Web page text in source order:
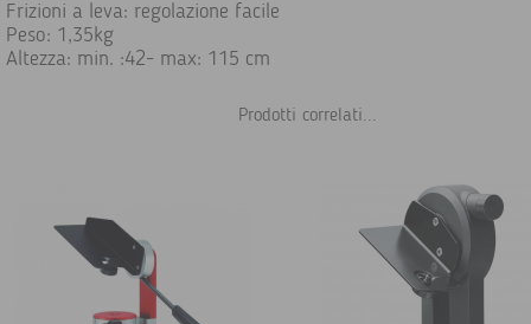
Frizioni a leva: regolazione facile
Peso: 1,35kg
Altezza: min. :42- max: 115 cm
Prodotti correlati...